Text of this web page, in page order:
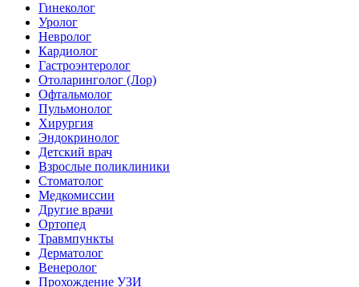
Гинеколог
Уролог
Невролог
Кардиолог
Гастроэнтеролог
Отоларинголог (Лор)
Офтальмолог
Пульмонолог
Хирургия
Эндокринолог
Детский врач
Взрослые поликлиники
Стоматолог
Медкомиссии
Другие врачи
Ортопед
Травмпункты
Дерматолог
Венеролог
Прохождение УЗИ